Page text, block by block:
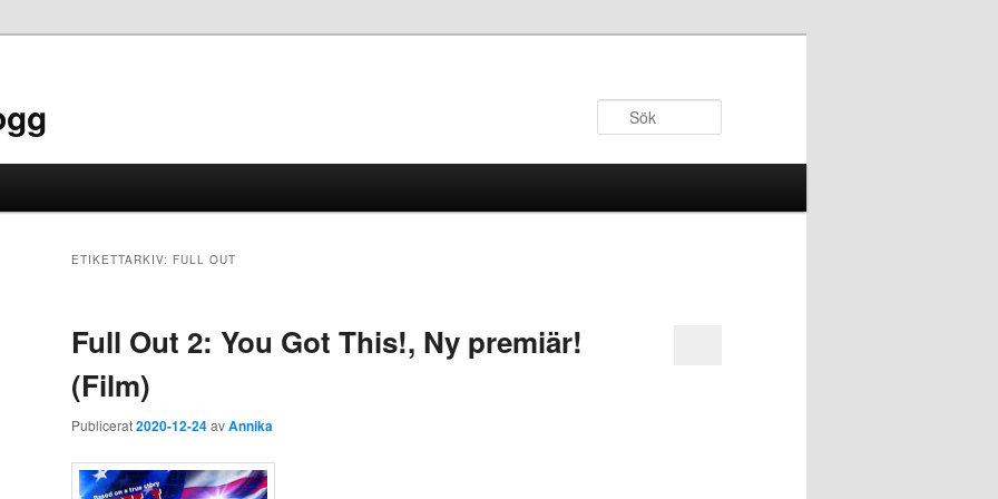
ETIKETTARKIV: FULL OUT
Full Out 2: You Got This!, Ny premiär!
(Film)
Publicerat2020-12-24avAnnika